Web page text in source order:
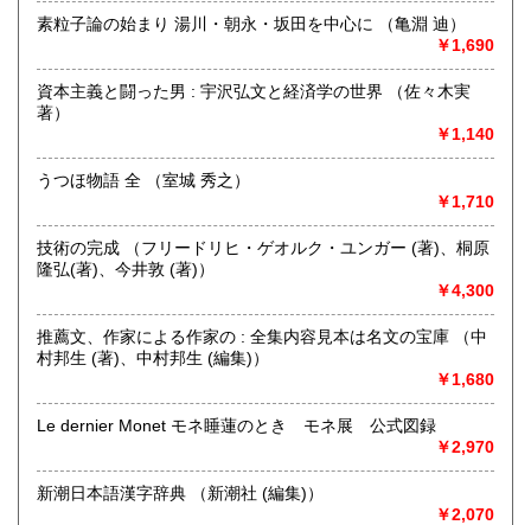
にお問い合わせください。出張費は、無料です。
取り扱い分野
哲学宗教、歴史、社会科学、自然科学、美術工芸、趣味、外
国書、サブカルチャー、古書一般（その他）
素粒子論の始まり 湯川・朝永・坂田を中心に （亀淵 迪）
￥1,690
資本主義と闘った男 : 宇沢弘文と経済学の世界 （佐々木実
著）
￥1,140
うつほ物語 全 （室城 秀之）
￥1,710
技術の完成 （フリードリヒ・ゲオルク・ユンガー (著)、桐原
隆弘(著)、今井敦 (著)）
￥4,300
推薦文、作家による作家の : 全集内容見本は名文の宝庫 （中
村邦生 (著)、中村邦生 (編集)）
￥1,680
Le dernier Monet モネ睡蓮のとき モネ展 公式図録
￥2,970
新潮日本語漢字辞典 （新潮社 (編集)）
￥2,070